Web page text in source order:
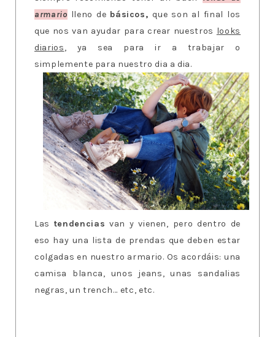
armario lleno de básicos,que son al final los
que nos van ayudar para crear nuestros looks
diarios, ya sea para ir a trabajar o
simplemente para nuestro dia a dia.
Las tendencias van y vienen, pero dentro de
eso hay una lista de prendas que deben estar
colgadas en nuestro armario. Os acordáis: una
camisa blanca, unos jeans, unas sandalias
negras, un trench... etc, etc.